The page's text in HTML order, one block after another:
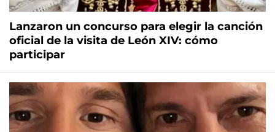
Lanzaron un concurso para elegir la canción
oficial de la visita de León XIV: cómo
participar